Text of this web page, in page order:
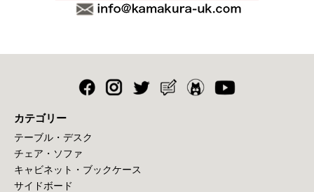
カテゴリー
テーブル・デスク
チェア・ソファ
キャビネット・ブックケース
サイドボード